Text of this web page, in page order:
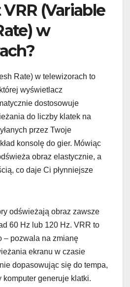
(Variable
w
Rate) w telewizorach to
wyświetlacz
dostosowuje
do liczby klatek na
przez Twoje
konsolę do gier. Mówiąc
obraz elastycznie, a
co daje Ci płynniejsze
odświeżają obraz zawsze
60 Hz lub 120 Hz. VRR to
– pozwala na zmianę
ekranu w czasie
dopasowując się do tempa,
komputer generuje klatki.